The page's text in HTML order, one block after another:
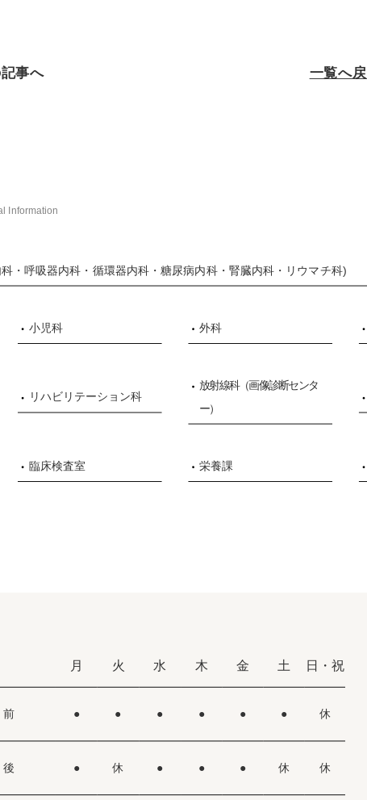
事へ 一覧へ
Information
・呼吸器内科・循環器内科・糖尿病内科・腎臓内科・リウマチ科)
小児科 外科
リハビリテーション科
放射線科（画像診断センタ
ー）
臨床検査室 栄養課
月 火 水 木 金 土 日・祝
● ● ● ● ● ● 休
● 休 ● ● ● 休 休